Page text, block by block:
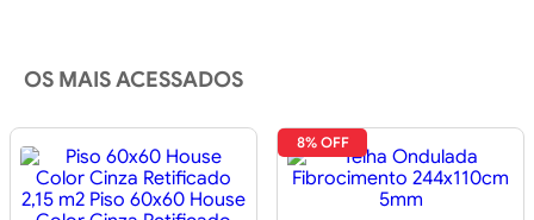
OS MAIS ACESSADOS
8% OFF